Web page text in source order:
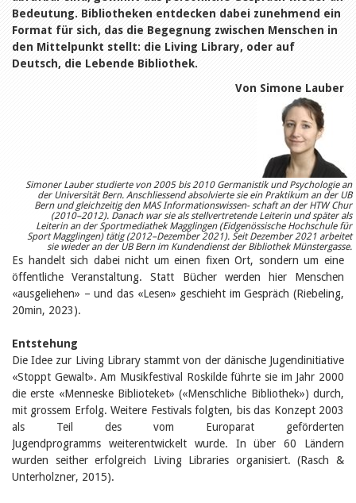
Leseförderung
Aus aller Welt
Verschiedenes
Lesetipps
Zielpublikum Kinder und
Jugendliche
Einmalige Beiträge
Bibliotheksangebote
Bibliosuisse
Kantonale
Unterstützungsbeiträge
Rezensionen
Schweizer Literatur
Alle Tags
Julie Greub
Birgit Libiszewski
Ursula Strahm
Sandra Dettwyler
Sibylle Birrer
Javier Lopez
Céline Graf
Felicitas Isler
Andrea Grichting
Therese von Weissenfluh
Bedeutung. Bibliotheken entdecken dabei zunehmend ein
Format für sich, das die Begegnung zwischen Menschen in
den Mittelpunkt stellt: die Living Library, oder auf
Deutsch, die Lebende Bibliothek.
Von Simone Lauber
Simoner Lauber studierte von 2005 bis 2010 Germanistik und Psychologie an
der Universität Bern. Anschliessend absolvierte sie ein Praktikum an der UB
Bern und gleichzeitig den MAS Informationswissen- schaft an der HTW Chur
(2010–2012). Danach war sie als stellvertretende Leiterin und später als
Leiterin an der Sportmediathek Magglingen (Eidgenössische Hochschule für
Sport Magglingen) tätig (2012–Dezember 2021). Seit Dezember 2021 arbeitet
sie wieder an der UB Bern im Kundendienst der Bibliothek Münstergasse.
Es handelt sich dabei nicht um einen fixen Ort, sondern um eine
öffentliche Veranstaltung. Statt Bücher werden hier Menschen
«ausgeliehen» – und das «Lesen» geschieht im Gespräch (Riebeling,
20min, 2023).
Entstehung
Die Idee zur Living Library stammt von der dänische Jugendinitiative
«Stoppt Gewalt». Am Musikfestival Roskilde führte sie im Jahr 2000
die erste «Menneske Biblioteket» («Menschliche Bibliothek») durch,
mit grossem Erfolg. Weitere Festivals folgten, bis das Konzept 2003
als Teil des vom Europarat geförderten
Jugendprogramms weiterentwickelt wurde. In über 60 Ländern
wurden seither erfolgreich Living Libraries organisiert. (Rasch &
Unterholzner, 2015).